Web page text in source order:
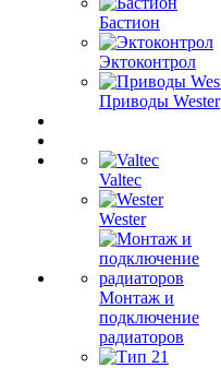
Бастион
Эктоконтрол
Приводы Wester
Valtec
Wester
Монтаж и
подключение
радиаторов